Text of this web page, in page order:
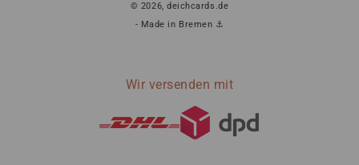
© 2026,deichcards.de
- Made in Bremen ⚓
Wir versenden mit